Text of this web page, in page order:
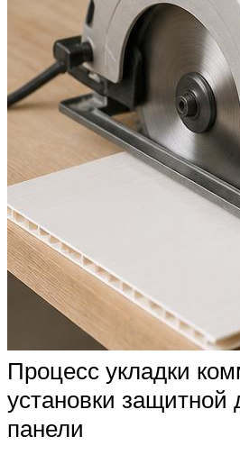
Процесс укладки
установки защитной
панели